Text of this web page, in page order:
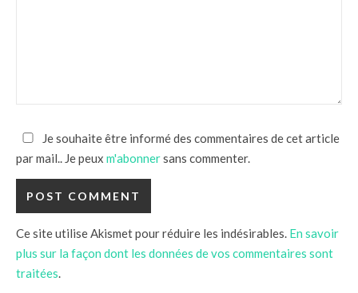
Je souhaite être informé des commentaires de cet article
par mail.. Je peux m'abonnersans commenter.
Ce site utilise Akismet pour réduire les indésirables. En savoir
plus sur la façon dont les données de vos commentaires sont
traitées.